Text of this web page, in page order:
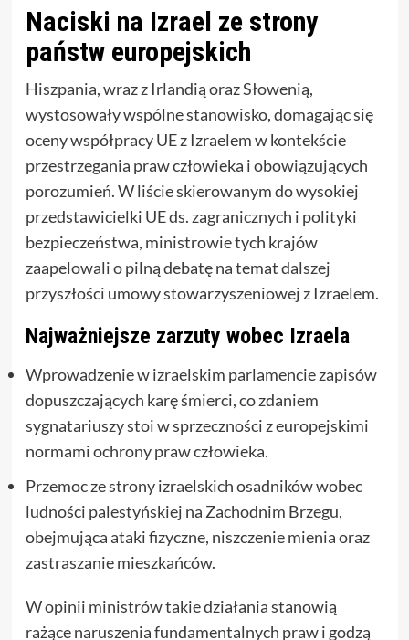
Naciski na Izrael ze strony
państw europejskich
Hiszpania, wraz z Irlandią oraz Słowenią,
wystosowały wspólne stanowisko, domagając się
oceny współpracy UE z Izraelem w kontekście
przestrzegania praw człowieka i obowiązujących
porozumień. W liście skierowanym do wysokiej
przedstawicielki UE ds. zagranicznych i polityki
bezpieczeństwa, ministrowie tych krajów
zaapelowali o pilną debatę na temat dalszej
przyszłości umowy stowarzyszeniowej z Izraelem.
Najważniejsze zarzuty wobec Izraela
Wprowadzenie w izraelskim parlamencie zapisów
dopuszczających karę śmierci, co zdaniem
sygnatariuszy stoi w sprzeczności z europejskimi
normami ochrony praw człowieka.
Przemoc ze strony izraelskich osadników wobec
ludności palestyńskiej na Zachodnim Brzegu,
obejmująca ataki fizyczne, niszczenie mienia oraz
zastraszanie mieszkańców.
W opinii ministrów takie działania stanowią
rażące naruszenia fundamentalnych praw i godzą